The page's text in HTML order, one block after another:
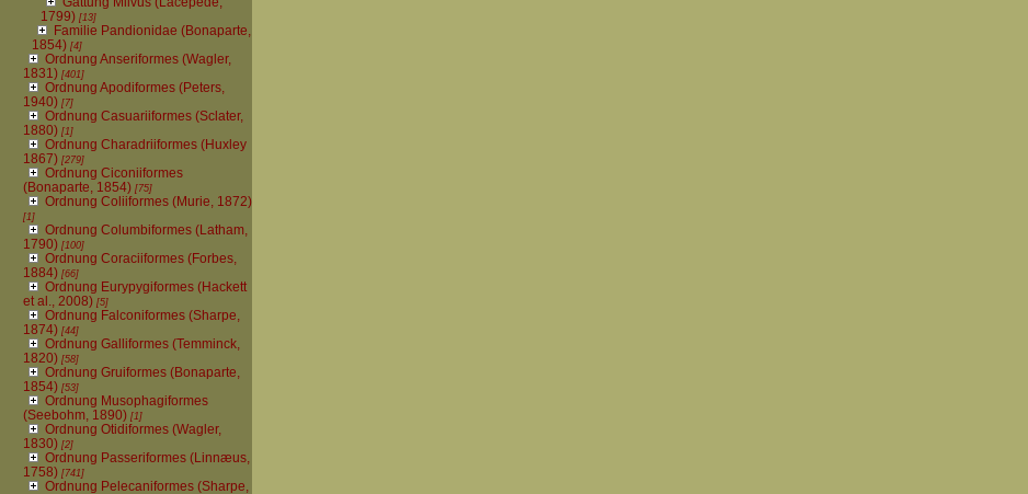
1799)[13]
Familie Pandionidae (Bonaparte,
1854)[4]
Ordnung Anseriformes (Wagler,
1831)[401]
Ordnung Apodiformes (Peters,
1940)[7]
Ordnung Casuariiformes (Sclater,
1880)[1]
Ordnung Charadriiformes (Huxley
1867)[279]
Ordnung Ciconiiformes
(Bonaparte, 1854)[75]
Ordnung Coliiformes (Murie, 1872)
[1]
Ordnung Columbiformes (Latham,
1790)[100]
Ordnung Coraciiformes (Forbes,
1884)[66]
Ordnung Eurypygiformes (Hackett
et al., 2008)[5]
Ordnung Falconiformes (Sharpe,
1874)[44]
Ordnung Galliformes (Temminck,
1820)[58]
Ordnung Gruiformes (Bonaparte,
1854)[53]
Ordnung Musophagiformes
(Seebohm, 1890)[1]
Ordnung Otidiformes (Wagler,
1830)[2]
Ordnung Passeriformes (Linnæus,
1758)[741]
Ordnung Pelecaniformes (Sharpe,